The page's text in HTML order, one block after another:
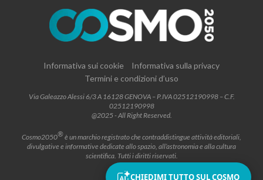
Informativa sui cookie
Informativa sulla privacy
Termini e condizioni d’uso
Via Galeazzo Alessi 6/3 A 16128 GENOVA – P.IVA 02512190998 – C.F.
02512190998
@2025 - All Right Reserved.
Cosmo2050®è un marchio registrato che contraddistingue attività editoriali,
divulgative e informative dedicate allo spazio, all’astronomia e alla cultura
scientifica. Tutti i diritti riservati.
CHIEDIMI TUTTO SUL COSMO